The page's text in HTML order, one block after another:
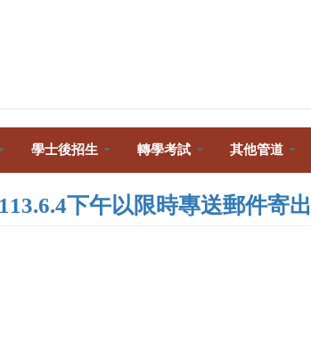
學士後招生 轉學考試 其他管道
下午以限時專送郵件寄出